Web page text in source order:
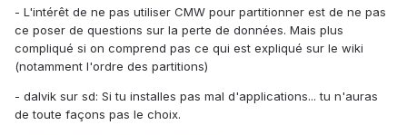
- L'intérêt de ne pas utiliser CMW pour partitionner est de ne pas
ce poser de questions sur la perte de données. Mais plus
compliqué si on comprend pas ce qui est expliqué sur le wiki
(notamment l'ordre des partitions)
- dalvik sur sd: Si tu installes pas mal d'applications... tu n'auras
de toute façons pas le choix.